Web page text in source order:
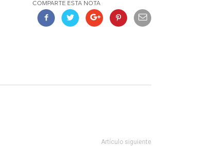
COMPARTE ESTA NOTA
Artículo siguiente